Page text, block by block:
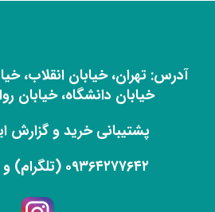
آدرس: تهران، خیابان انقلاب،
خیابان دانشگاه، خیابان
پشتیبانی خرید وگزارش
۰۹۳۶۴۲۷۷۶۴۲ (تلگرام) و ۹۱۲۰۰۲۰۲-۰۲۱